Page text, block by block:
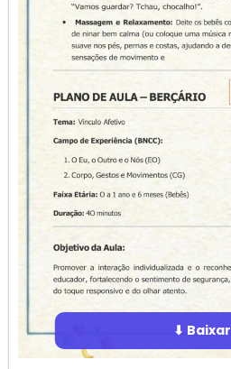
⬇ Baixar